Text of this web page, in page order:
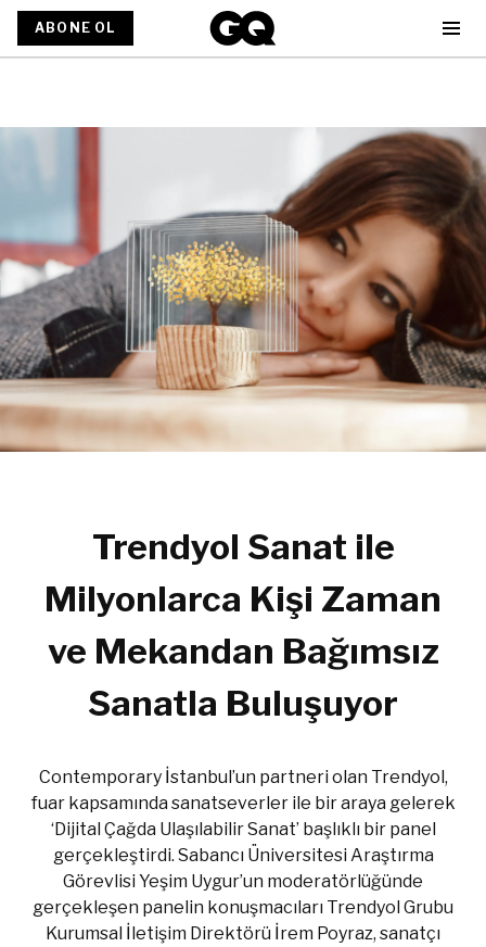
ABONE OL
Trendyol Sanat ile
Milyonlarca Kişi Zaman
ve Mekandan Bağımsız
Sanatla Buluşuyor
Contemporary İstanbul’un partneri olan Trendyol,
fuar kapsamında sanatseverler ile bir araya gelerek
‘Dijital Çağda Ulaşılabilir Sanat’ başlıklı bir panel
gerçekleştirdi. Sabancı Üniversitesi Araştırma
Görevlisi Yeşim Uygur’un moderatörlüğünde
gerçekleşen panelin konuşmacıları Trendyol Grubu
Kurumsal İletişim Direktörü İrem Poyraz, sanatçı